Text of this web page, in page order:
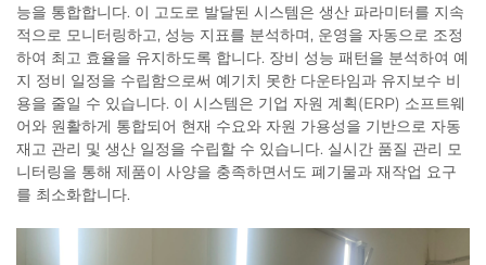
능을 통합합니다. 이 고도로 발달된 시스템은 생산 파라미터를 지속
적으로 모니터링하고, 성능 지표를 분석하며, 운영을 자동으로 조정
하여 최고 효율을 유지하도록 합니다. 장비 성능 패턴을 분석하여 예
지 정비 일정을 수립함으로써 예기치 못한 다운타임과 유지보수 비
용을 줄일 수 있습니다. 이 시스템은 기업 자원 계획(ERP) 소프트웨
어와 원활하게 통합되어 현재 수요와 자원 가용성을 기반으로 자동
재고 관리 및 생산 일정을 수립할 수 있습니다. 실시간 품질 관리 모
니터링을 통해 제품이 사양을 충족하면서도 폐기물과 재작업 요구
를 최소화합니다.